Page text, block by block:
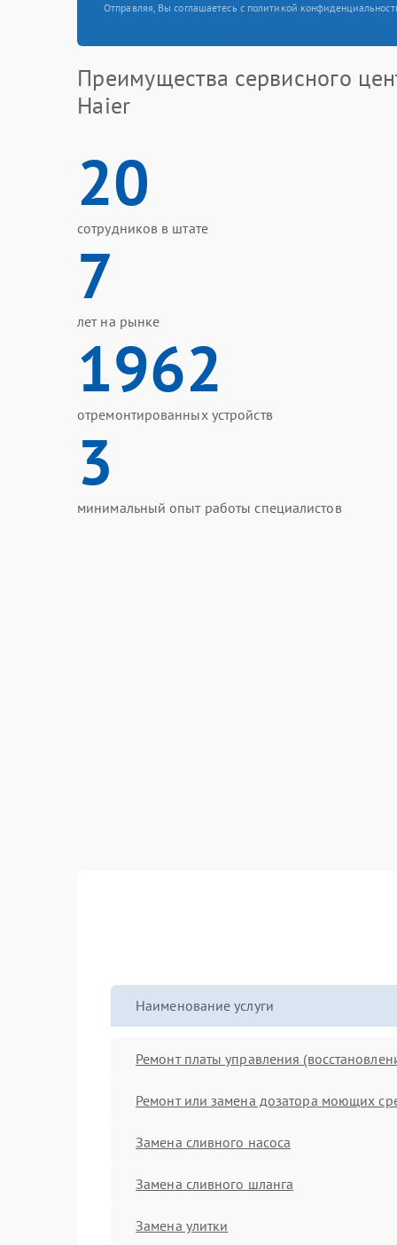
Отправляя, Вы соглашаетесь с политикой
Преимущества сервисного
Haier
20
сотрудников в штате
7
лет на рынке
1962
отремонтированных устройств
3
минимальный опыт работы специалистов
Наименование услуги
Ремонт платы управления
Ремонт или замена дозатора моющих
Замена сливного насоса
Замена сливного шланга
Замена улитки